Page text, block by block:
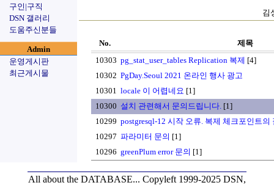
구인|구직
DSN 갤러리
도움주신분들
Admin
운영게시판
최근게시물
김
No.
제목
10303 pg_stat_user_tables Replication 복제 [4]
10302 PgDay.Seoul 2021 온라인 행사 광고
10301 locale 이 어렵네요 [1]
10300 설치 관련해서 문의드립니다. [1]
10299 postgresql-12 시작 오류. 복제 체크포인트의
10297 파라미터 문의 [1]
10296 greenPlum error 문의 [1]
All about the DATABASE... Copyleft 1999-2025 DSN,